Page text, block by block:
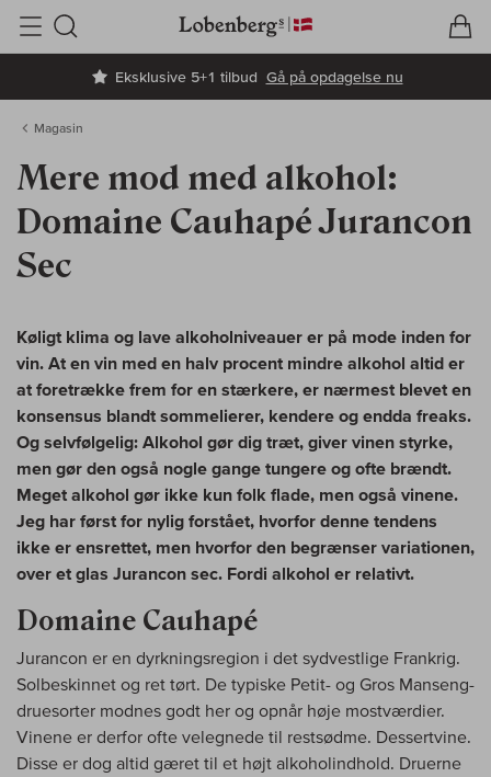
Eksklusive 5+1 tilbud Gå på opdagelse nu
Søg
Magasin
Mere mod med alkohol:
Domaine Cauhapé Jurancon
Sec
Køligt klima og lave alkoholniveauer er på mode inden for
vin. At en vin med en halv procent mindre alkohol altid er
at foretrække frem for en stærkere, er nærmest blevet en
konsensus blandt sommelierer, kendere og endda freaks.
Og selvfølgelig: Alkohol gør dig træt, giver vinen styrke,
men gør den også nogle gange tungere og ofte brændt.
Meget alkohol gør ikke kun folk flade, men også vinene.
Jeg har først for nylig forstået, hvorfor denne tendens
ikke er ensrettet, men hvorfor den begrænser variationen,
over et glas Jurancon sec. Fordi alkohol er relativt.
Domaine Cauhapé
Jurancon er en dyrkningsregion i det sydvestlige Frankrig.
Solbeskinnet og ret tørt. De typiske Petit- og Gros Manseng-
druesorter modnes godt her og opnår høje mostværdier.
Vinene er derfor ofte velegnede til restsødme. Dessertvine.
Disse er dog altid gæret til et højt alkoholindhold. Druerne